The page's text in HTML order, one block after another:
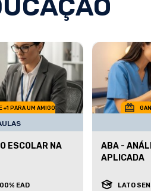
+1 PARA UM AMIGO
ESCOLAR NA
EAD
ABA -
APLICADA
LATO